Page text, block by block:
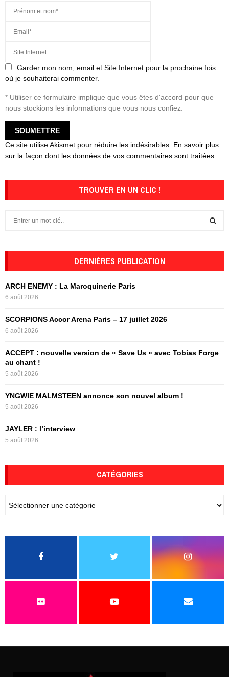
Garder mon nom, email et Site Internet pour la prochaine fois
où je souhaiterai commenter.
* Utiliser ce formulaire implique que vous êtes d'accord pour que
nous stockions les informations que vous nous confiez.
Ce site utilise Akismet pour réduire les indésirables. En savoir plus
sur la façon dont les données de vos commentaires sont traitées
TROUVER EN UN CLIC !
o
r
DERNIÈRES PUBLICATION
ARCH ENEMY : La Maroquinerie Paris
6 août 2026
SCORPIONS Accor Arena Paris – 17 juillet 2026
6 août 2026
ACCEPT : nouvelle version de « Save Us » avec Tobias Forge
au chant !
5 août 2026
YNGWIE MALMSTEEN annonce son nouvel album !
5 août 2026
JAYLER : l’interview
5 août 2026
CATÉGORIES